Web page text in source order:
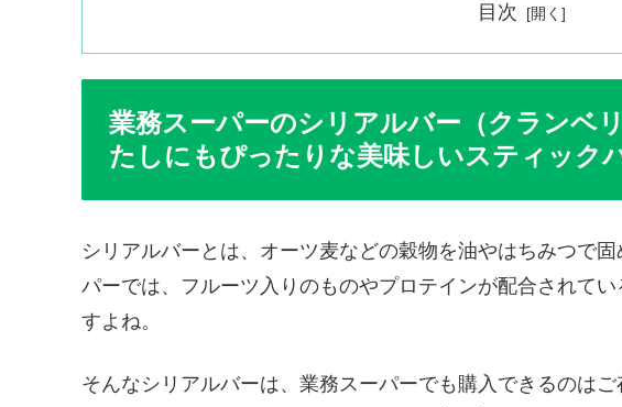
目次
業務スーパーのシリアルバー（クランベ
たしにもぴったりな美味しいスティック
シリアルバーとは、オーツ麦などの穀物を油やはちみつで
パーでは、フルーツ入りのものやプロテインが配合されて
すよね。
そんなシリアルバーは、業務スーパーでも購入できるのは